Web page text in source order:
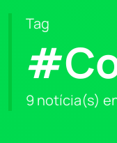
Tag
9 notícia(s)